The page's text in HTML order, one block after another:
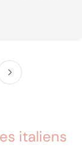
italiens